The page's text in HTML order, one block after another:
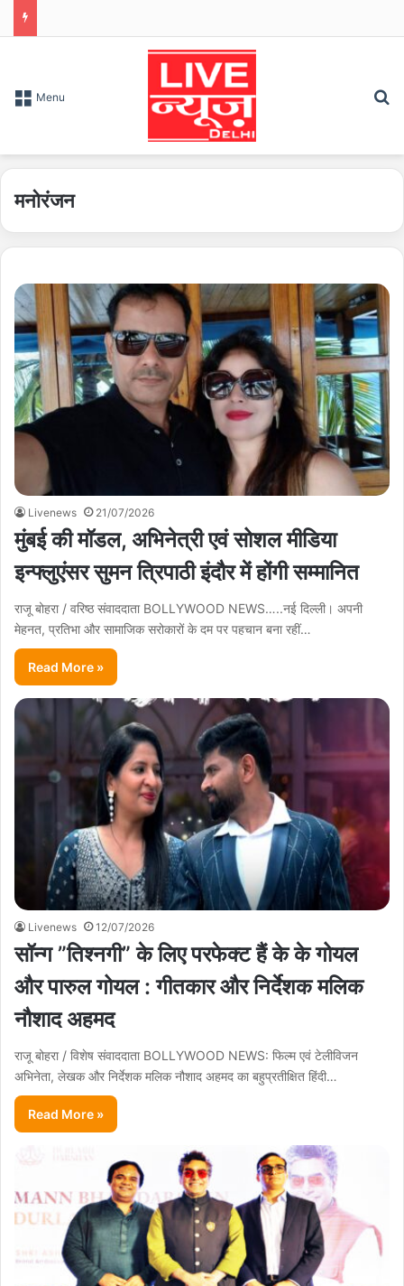
Menu
मनोरंजन
Livenews 21/07/2026
मुंबई की मॉडल, अभिनेत्री एवं सोशल मीडिया
इन्फ्लुएंसर सुमन त्रिपाठी इंदौर में होंगी सम्मानित
राजू बोहरा / वरिष्ठ संवाददाता BOLLYWOOD NEWS…..नई दिल्ली। अपनी
मेहनत, प्रतिभा और सामाजिक सरोकारों के दम पर पहचान बना रहीं…
Read More »
Livenews 12/07/2026
सॉन्ग ”तिश्नगी” के लिए परफेक्ट हैं के के गोयल
और पारुल गोयल : गीतकार और निर्देशक मलिक
नौशाद अहमद
राजू बोहरा / विशेष संवाददाता BOLLYWOOD NEWS: फिल्म एवं टेलीविजन
अभिनेता, लेखक और निर्देशक मलिक नौशाद अहमद का बहुप्रतीक्षित हिंदी…
Read More »